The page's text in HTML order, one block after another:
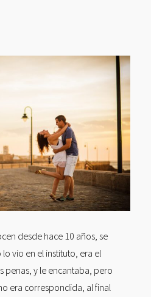
desde hace 10 años, se
vio en el instituto, era el
penas, y le encantaba, pero
era correspondida, al final